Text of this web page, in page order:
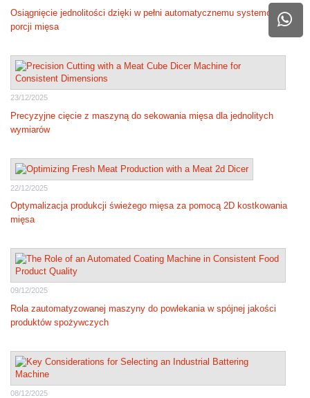
Osiągnięcie jednolitości dzięki w pełni automatycznemu systemowi
porcji mięsa
23/12/2025
Precyzyjne cięcie z maszyną do sekowania mięsa dla jednolitych
wymiarów
22/12/2025
Optymalizacja produkcji świeżego mięsa za pomocą 2D kostkowania
mięsa
09/12/2025
Rola zautomatyzowanej maszyny do powlekania w spójnej jakości
produktów spożywczych
08/12/2025